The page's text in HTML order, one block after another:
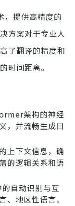
，提供高精度的
方案对于专业人
了翻译的精度和
时间距离。
架构的神经
，并流畅生成目
上下文信息，确
的逻辑关系和语
自动识别与互
、地区性语言。